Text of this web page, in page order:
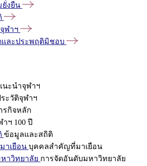
ยั่งยืน
ฬาฯ
และประพฤติมิชอบ
นะนำจุฬาฯ
ะวัติจุฬาฯ
รกิจหลัก
าฯ 100 ปี
ข้อมูลและสถิติ
าเยือน บุคคลสำคัญที่มาเยือน
าวิทยาลัย การจัดอันดับมหาวิทยาลัย